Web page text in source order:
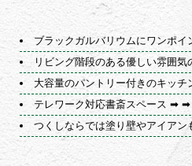
ブラックガルバリウムにワンポイ
リビング階段のある優しい雰囲気
大容量のパントリー付きのキッチ
テレワーク対応書斎スペース
つくしならでは塗り壁やアイアン